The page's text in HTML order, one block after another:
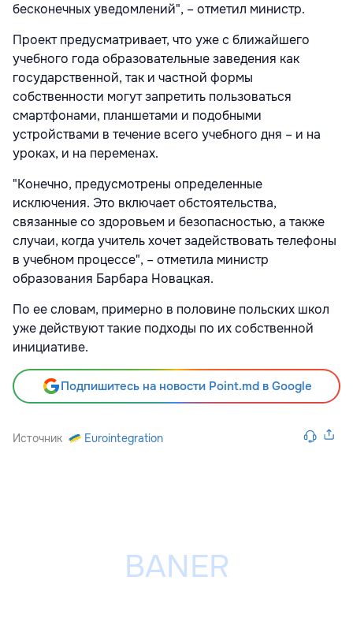
бесконечных уведомлений", – отметил министр.
Проект предусматривает, что уже с ближайшего
учебного года образовательные заведения как
государственной, так и частной формы
собственности могут запретить пользоваться
смартфонами, планшетами и подобными
устройствами в течение всего учебного дня – и на
уроках, и на переменах.
"Конечно, предусмотрены определенные
исключения. Это включает обстоятельства,
связанные со здоровьем и безопасностью, а также
случаи, когда учитель хочет задействовать телефоны
в учебном процессе", – отметила министр
образования Барбара Новацкая.
По ее словам, примерно в половине польских школ
уже действуют такие подходы по их собственной
инициативе.
Подпишитесь на новости Point.md в Google
Источник Eurointegration